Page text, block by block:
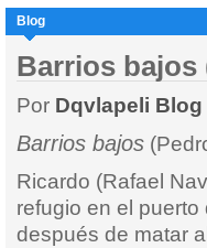
Blog
Barrios bajos
Por Dqvlapeli Blog
Barrios bajos
Ricardo (Rafael
refugio en el puerto
después de matar